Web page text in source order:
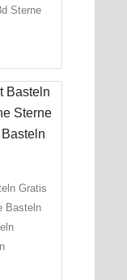
Sterne
Gratis
Basteln